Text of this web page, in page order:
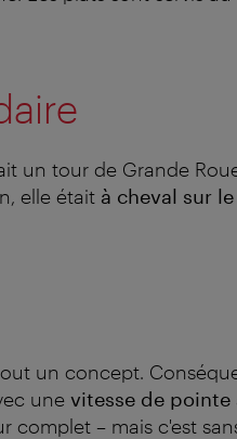
un tour de Grande
elle était à cheval sur
un concept.
une vitesse de pointe
– mais c'est